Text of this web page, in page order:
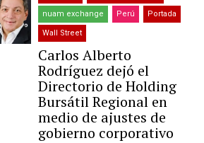
nuam exchange Perú Portada
Wall Street
Carlos Alberto
Rodríguez dejó el
Directorio de Holding
Bursátil Regional en
medio de ajustes de
gobierno corporativo